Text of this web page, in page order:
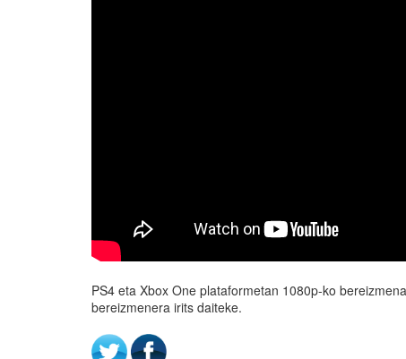
PS4 eta Xbox One plataformetan 1080p-ko
bereizmenera irits daiteke.